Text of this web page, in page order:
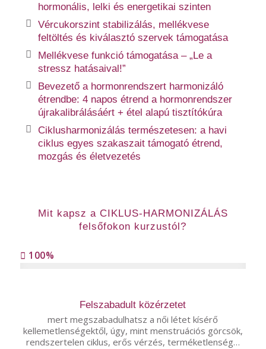
hormonális, lelki és energetikai szinten
Vércukorszint stabilizálás, mellékvese
feltöltés és kiválasztó szervek támogatása
Mellékvese funkció támogatása – „Le a
stressz hatásaival!”
Bevezető a hormonrendszert harmonizáló
étrendbe: 4 napos étrend a hormonrendszer
újrakalibrálásáért + étel alapú tisztítókúra
Ciklusharmonizálás természetesen: a havi
ciklus egyes szakaszait támogató étrend,
mozgás és életvezetés
Mit kapsz a CIKLUS-HARMONIZÁLÁS
felsőfokon kurzustól?
100%
Felszabadult közérzetet
mert megszabadulhatsz a női létet kísérő
kellemetlenségektől, úgy, mint menstruációs görcsök,
rendszertelen ciklus, erős vérzés, terméketlenség…